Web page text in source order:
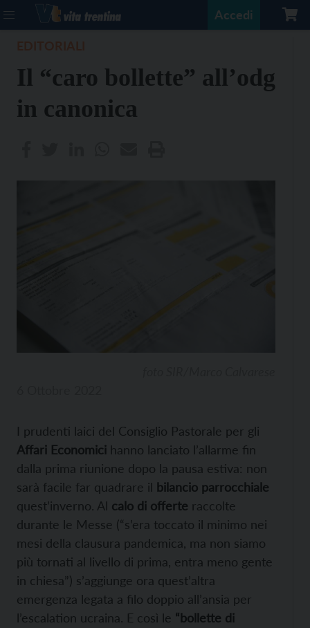
Accedi
Il “caro bollette” all’odg
in canonica
I prudenti laici del Consiglio Pastorale per gli
Affari Economici hanno lanciato l’allarme fin
dalla prima riunione dopo la pausa estiva: non
sarà facile far quadrare il bilancio parrocchiale
quest’inverno. Al calo di offerte raccolte
durante le Messe (“s’era toccato il minimo nei
mesi della clausura pandemica, ma non siamo
più tornati al livello di prima, entra meno gente
in chiesa”) s’aggiunge ora quest’altra
emergenza legata a filo doppio all’ansia per
l’escalation ucraina. E così le “bollette di